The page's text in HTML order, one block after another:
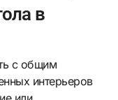
в
с общим
интерьеров